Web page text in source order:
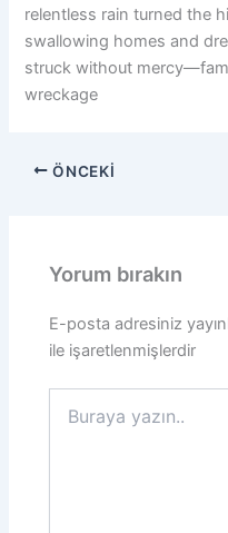
relentless rain turned the
swallowing homes and
struck without
wreckage
ÖNCEKI
Yorum bırakın
E-posta adresiniz
ile işaretlenmişlerdir
yazın..